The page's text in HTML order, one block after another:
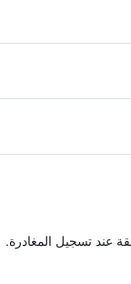
عند تسجيل المغادرة.